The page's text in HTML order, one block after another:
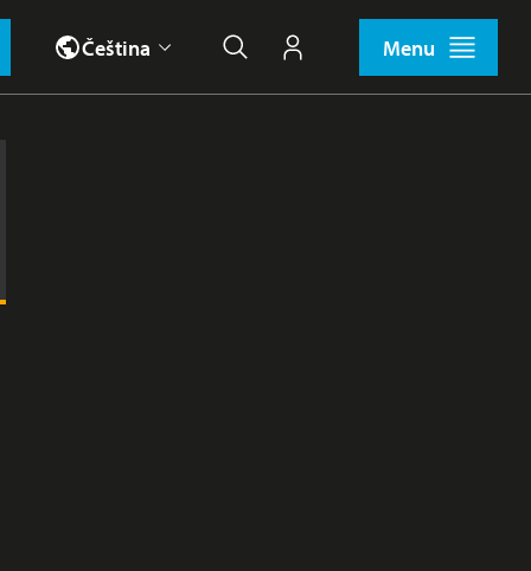
Čeština Hledat Můj účet Menu